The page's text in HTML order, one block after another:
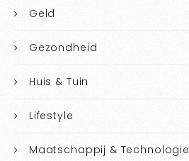
Geld
Gezondheid
Huis & Tuin
Lifestyle
Maatschappij & Technologie